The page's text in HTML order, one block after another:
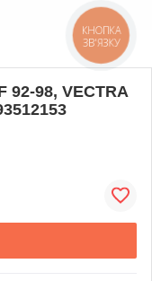
92-98, VECTRA